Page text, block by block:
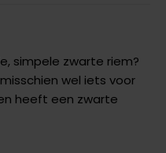
simpele zwarte riem?
wel iets voor
heeft een zwarte